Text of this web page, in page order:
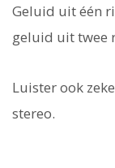
Geluid uit één
geluid uit twee
Luister ook
stereo.